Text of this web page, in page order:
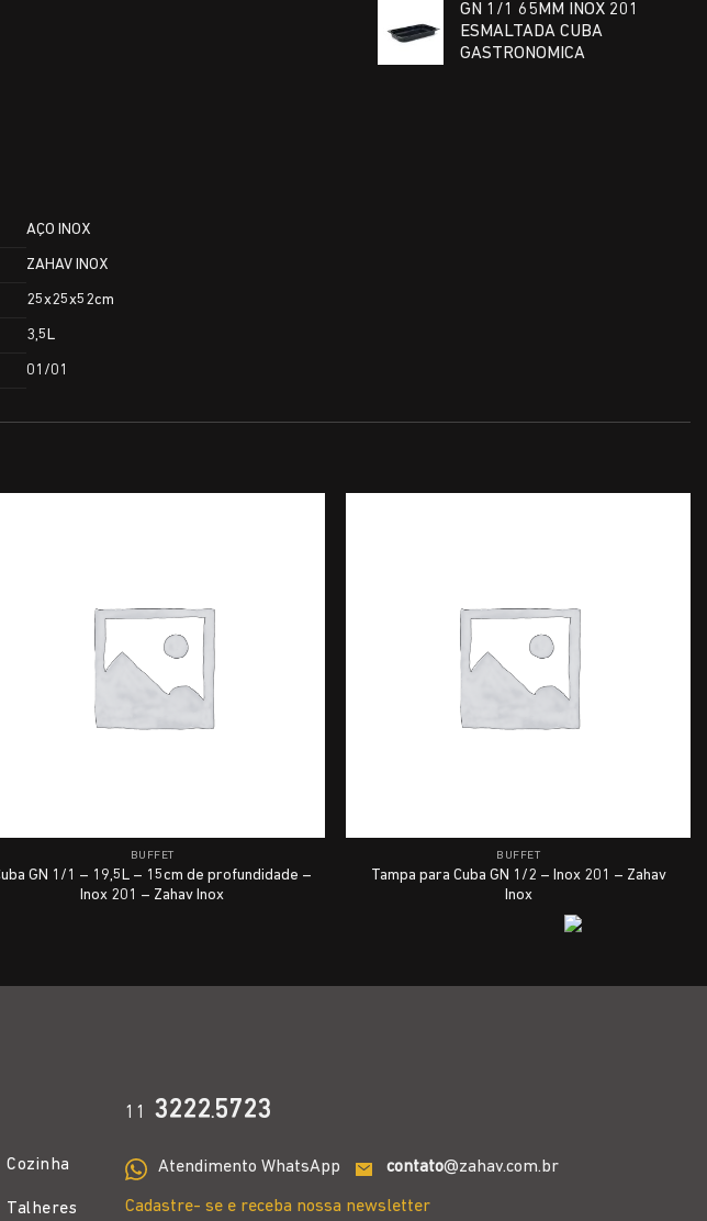
GN 1/1 65MM INOX 201
ESMALTADA CUBA
GASTRONOMICA
AÇO INOX
ZAHAV INOX
25x25x52cm
3,5L
01/01
BUFFET
GN 1/1 – 19,5L – 15cm de profundidade –
Inox 201 – Zahav Inox
BUFFET
Tampa para Cuba GN 1/2 – Inox 201 – Zahav
Inox
Cozinha
Talheres
11 3222.5723
Atendimento WhatsApp contato@zahav.com.br
Cadastre- se e receba nossa newsletter